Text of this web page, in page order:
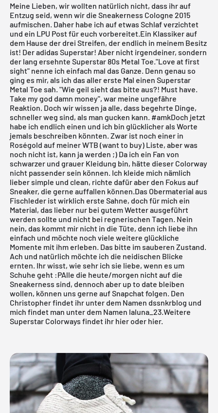
Meine Lieben, wir wollten natürlich nicht, dass ihr auf
Entzug seid, wenn wir die Sneakerness Cologne 2015
aufmischen. Daher habe ich auf etwas Schlaf verzichtet
und ein LPU Post für euch vorbereitet.Ein Klassiker auf
dem Hause der drei Streifen, der endlich in meinem Besitz
ist! Deradidas Superstar! Aber nicht irgendeiner, sondern
der lang ersehnte Superstar 80s Metal Toe."Love at first
sight" nenne ich einfach mal das Ganze. Denn genau so
ging es mir, als ich das aller erste Mal einen Superstar
Metal Toe sah. "Wie geil sieht das bitte aus?! Must have.
Take my god damn money", war meine ungefähre
Reaktion. Doch wir wissen ja alle, dass begehrte Dinge,
schneller weg sind, als man gucken kann. #amkDoch jetzt
habe ich endlich einen und ich bin glücklicher als Worte
jemals beschreiben könnten. Zwar ist noch einer in
Roségold auf meiner WTB (want to buy) Liste, aber was
noch nicht ist, kann ja werden ;) Da ich ein Fan von
schwarzer und grauer Kleidung bin, hätte dieser Colorway
nicht passender sein können. Ich kleide mich nämlich
lieber simple und clean, richte dafür aber den Fokus auf
Sneaker, die gerne auffallen können.Das Obermaterial aus
Fischleder ist wirklich erste Sahne, doch für mich ein
Material, das lieber nur bei gutem Wetter ausgeführt
werden sollte und nicht bei regnerischen Tagen. Nein
nein, das kommt mir nicht in die Tüte, denn ich liebe ihn
einfach und möchte noch viele weitere glückliche
Momente mit ihm erleben. Das bitte im sauberen Zustand.
Ach und natürlich möchte ich die neidischen Blicke
ernten. Ihr wisst, wie sehr ich sie liebe, wenn es um
Schuhe geht :PAlle die heute/morgen nicht auf die
Sneakerness sind, dennoch aber up to date bleiben
wollen, können uns gerne auf Snapchat folgen. Den
Christopher findet ihr unter dem Namen dssnkrblog und
mich findet man unter dem Namen laluna_23.Weitere
Superstar Colorways findet ihr hier oder hier.